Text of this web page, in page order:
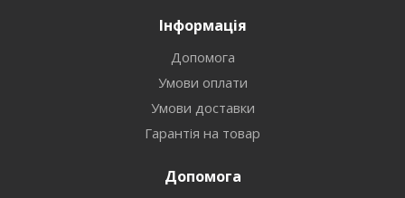
Інформація
Допомога
Умови оплати
Умови доставки
Гарантія на товар
Допомога